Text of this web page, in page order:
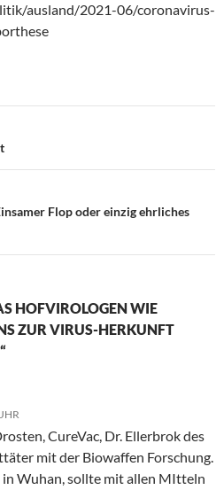
ausland/2021-06/coronavirus-
Flop oder einzig ehrliches
HOFVIROLOGEN WIE
ZUR VIRUS-HERKUNFT
CureVac, Dr. Ellerbrok des
mit der Biowaffen Forschung.
in Wuhan, sollte mit allen MItteln